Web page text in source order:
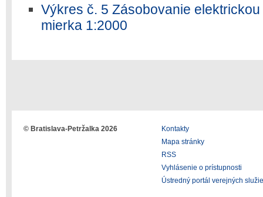
Výkres č. 5 Zásobovanie
mierka 1:2000
© Bratislava-Petržalka 2026
Kontakty
Mapa stránky
RSS
Vyhlásenie o prístupnosti
Ústredný portál verejných